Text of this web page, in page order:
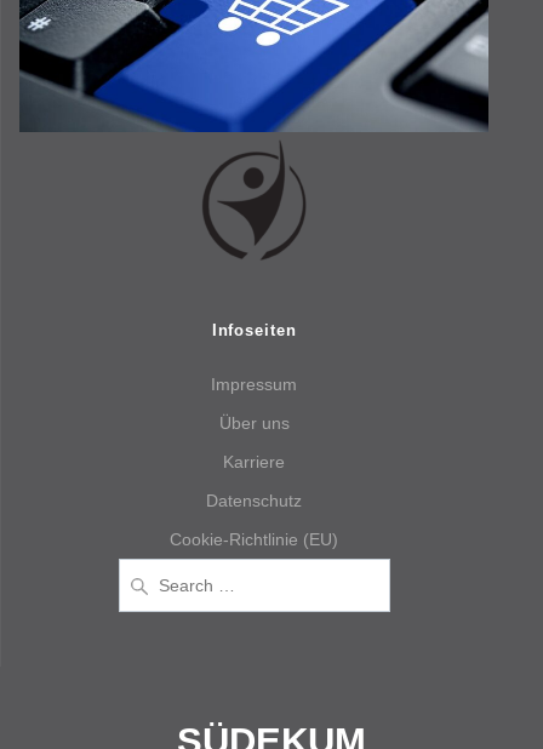
Infoseiten
Impressum
Über uns
Karriere
Datenschutz
Cookie-Richtlinie (EU)
for:
SÜDEKUM